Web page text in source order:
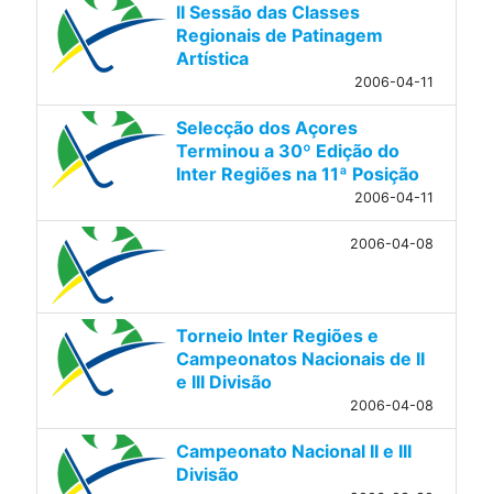
II Sessão das Classes
Regionais de Patinagem
Artística
2006-04-11
Selecção dos Açores
Terminou a 30º Edição do
Inter Regiões na 11ª Posição
2006-04-11
2006-04-08
Torneio Inter Regiões e
Campeonatos Nacionais de II
e III Divisão
2006-04-08
Campeonato Nacional II e III
Divisão